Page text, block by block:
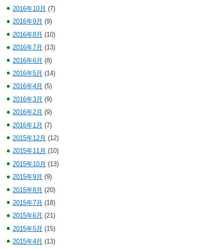
2016年10月 (7)
2016年9月 (9)
2016年8月 (10)
2016年7月 (13)
2016年6月 (8)
2016年5月 (14)
2016年4月 (5)
2016年3月 (9)
2016年2月 (9)
2016年1月 (7)
2015年12月 (12)
2015年11月 (10)
2015年10月 (13)
2015年9月 (9)
2015年8月 (20)
2015年7月 (18)
2015年6月 (21)
2015年5月 (15)
2015年4月 (13)